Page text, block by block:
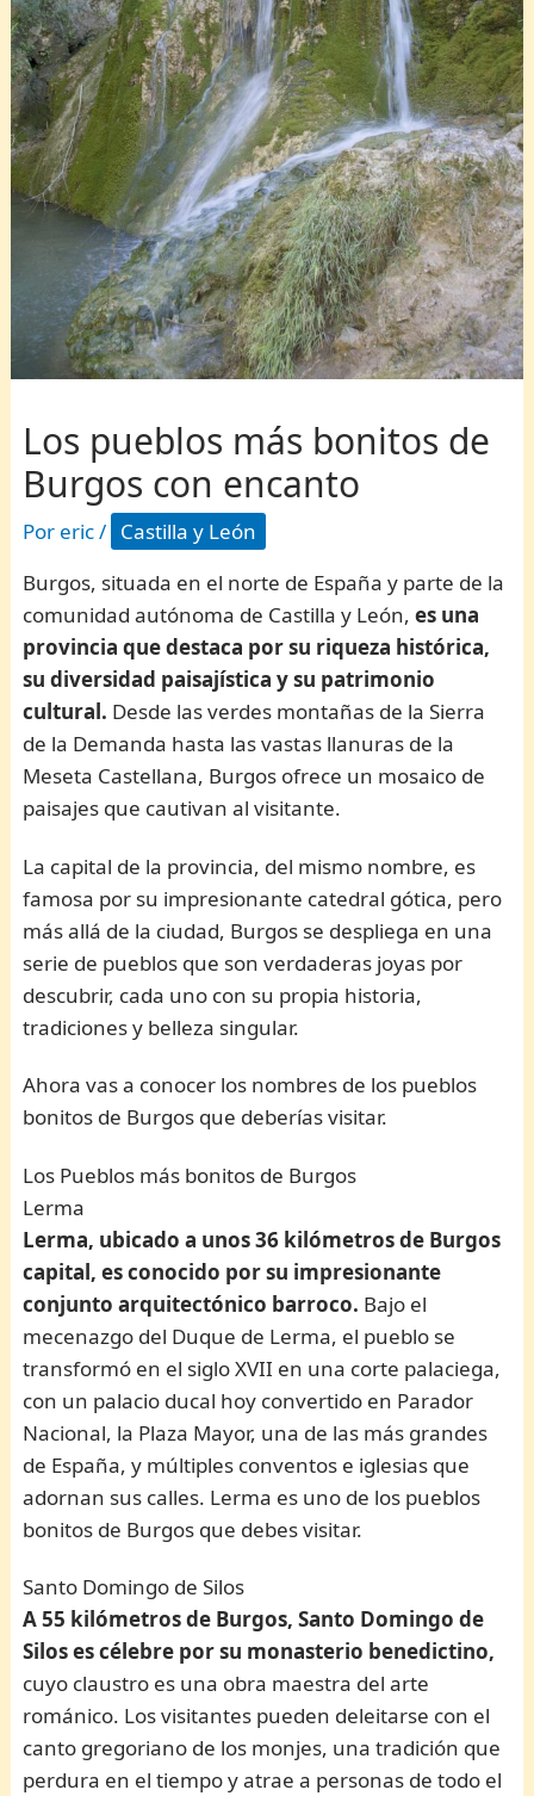
Los pueblos más bonitos de
Burgos con encanto
Por eric/ Castilla y León
Burgos, situada en el norte de España y parte de la
comunidad autónoma de Castilla y León,es una
provincia que destaca por su riqueza histórica,
su diversidad paisajística y su patrimonio
cultural. Desde las verdes montañas de la Sierra
de la Demanda hasta las vastas llanuras de la
Meseta Castellana, Burgos ofrece un mosaico de
paisajes que cautivan al visitante.
La capital de la provincia, del mismo nombre, es
famosa por su impresionante catedral gótica, pero
más allá de la ciudad, Burgos se despliega en una
serie de pueblos que son verdaderas joyas por
descubrir, cada uno con su propia historia,
tradiciones y belleza singular.
Ahora vas a conocer los nombres de los pueblos
bonitos de Burgos que deberías visitar.
Los Pueblos más bonitos de Burgos
Lerma
Lerma, ubicado a unos 36 kilómetros de Burgos
capital, es conocido por su impresionante
conjunto arquitectónico barroco. Bajo el
mecenazgo del Duque de Lerma, el pueblo se
transformó en el siglo XVII en una corte palaciega,
con un palacio ducal hoy convertido en Parador
Nacional, la Plaza Mayor, una de las más grandes
de España, y múltiples conventos e iglesias que
adornan sus calles. Lerma es uno de los pueblos
bonitos de Burgos que debes visitar.
Santo Domingo de Silos
A 55 kilómetros de Burgos, Santo Domingo de
Silos es célebre por su monasterio benedictino,
cuyo claustro es una obra maestra del arte
románico. Los visitantes pueden deleitarse con el
canto gregoriano de los monjes, una tradición que
perdura en el tiempo y atrae a personas de todo el